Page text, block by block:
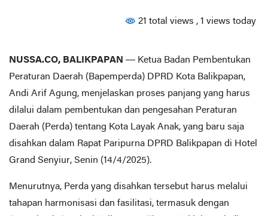
21 total views , 1 views today
NUSSA.CO, BALIKPAPAN — Ketua Badan Pembentukan
Peraturan Daerah (Bapemperda) DPRD Kota Balikpapan,
Andi Arif Agung, menjelaskan proses panjang yang harus
dilalui dalam pembentukan dan pengesahan Peraturan
Daerah (Perda) tentang Kota Layak Anak, yang baru saja
disahkan dalam Rapat Paripurna DPRD Balikpapan di Hotel
Grand Senyiur, Senin (14/4/2025).
Menurutnya, Perda yang disahkan tersebut harus melalui
tahapan harmonisasi dan fasilitasi, termasuk dengan